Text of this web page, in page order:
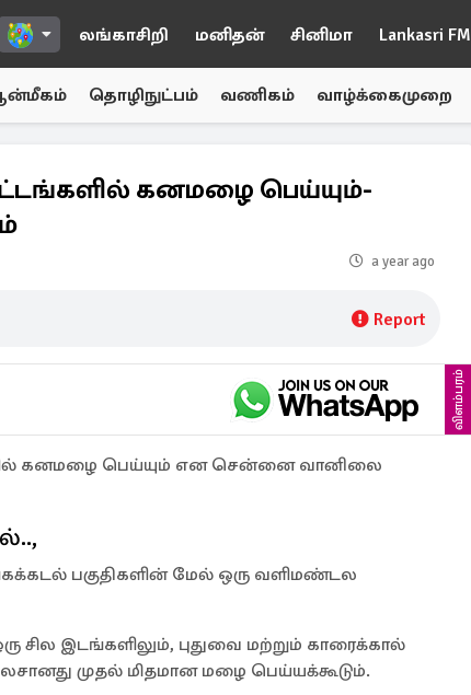
லங்காசிறி மனிதன் சினிமா Lankasri FM
தொழிநுட்பம் வணிகம் வாழ்க்கைமுறை
கனமழை பெய்யும்-
a year ago
Report
விளம்பரம்
கனமழை பெய்யும் என சென்னை வானிலை
பகுதிகளின் மேல் ஒரு வளிமண்டல
சில இடங்களிலும், புதுவை மற்றும் காரைக்கால்
முதல் மிதமான மழை பெய்யக்கூடும்.